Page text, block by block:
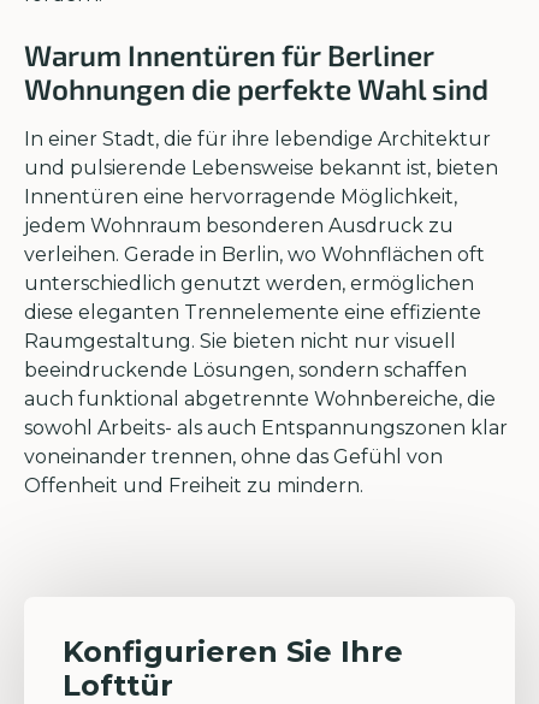
Warum Innentüren für Berliner
Wohnungen die perfekte Wahl sind
In einer Stadt, die für ihre lebendige Architektur
und pulsierende Lebensweise bekannt ist, bieten
Innentüren eine hervorragende Möglichkeit,
jedem Wohnraum besonderen Ausdruck zu
verleihen. Gerade in Berlin, wo Wohnflächen oft
unterschiedlich genutzt werden, ermöglichen
diese eleganten Trennelemente eine effiziente
Raumgestaltung. Sie bieten nicht nur visuell
beeindruckende Lösungen, sondern schaffen
auch funktional abgetrennte Wohnbereiche, die
sowohl Arbeits- als auch Entspannungszonen klar
voneinander trennen, ohne das Gefühl von
Offenheit und Freiheit zu mindern.
Konfigurieren Sie Ihre
Lofttür